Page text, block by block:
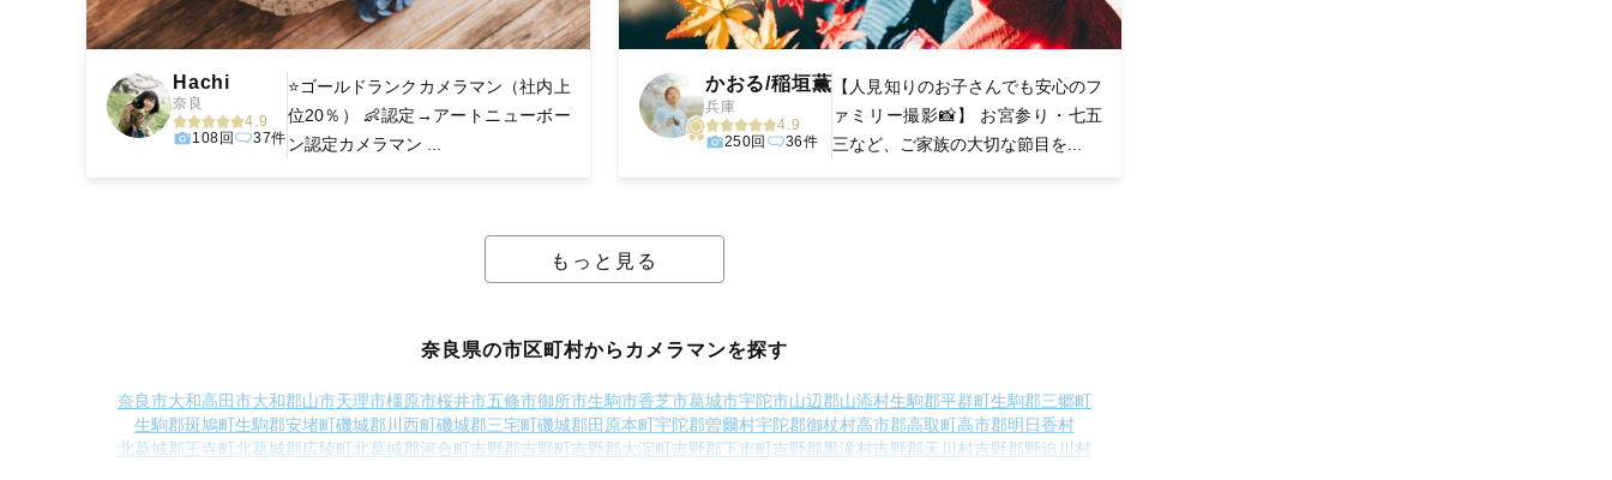
Hachi
奈良
4.9
108回
37件
⭐️ゴールドランクカメラマン（社内上
位20％） 👶認定→アートニューボー
ン認定カメラマン ...
かおる/稲垣薫
兵庫
4.9
250回
36件
【人見知りのお子さんでも安心のフ
ァミリー撮影📸】 お宮参り・七五
三など、ご家族の大切な節目を...
もっと見る
奈良県の市区町村からカメラマンを探す
奈良市大和高田市大和郡山市天理市橿原市桜井市五條市御所市生駒市香芝市葛城市宇陀市山辺郡山添村生駒郡平群町生駒郡三郷町
生駒郡斑鳩町生駒郡安堵町磯城郡川西町磯城郡三宅町磯城郡田原本町宇陀郡曽爾村宇陀郡御杖村高市郡高取町高市郡明日香村
北葛城郡王寺町北葛城郡広陵町北葛城郡河合町吉野郡吉野町吉野郡大淀町吉野郡下市町吉野郡黒滝村吉野郡天川村吉野郡野迫川村